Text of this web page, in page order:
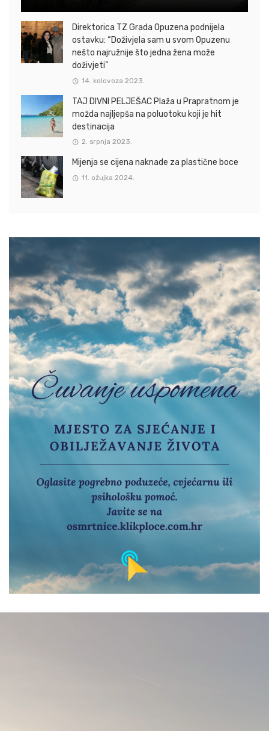
Direktorica TZ Grada Opuzena podnijela
ostavku: “Doživjela sam u svom Opuzenu
nešto najružnije što jedna žena može
doživjeti”
14. kolovoza 2023.
TAJ DIVNI PELJEŠAC Plaža u Prapratnom je
možda najljepša na poluotoku koji je hit
destinacija
2. srpnja 2023.
Mijenja se cijena naknade za plastične boce
11. ožujka 2024.